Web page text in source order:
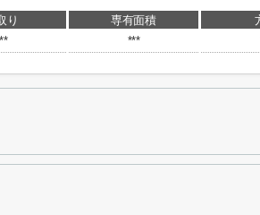
り 専有面積
***